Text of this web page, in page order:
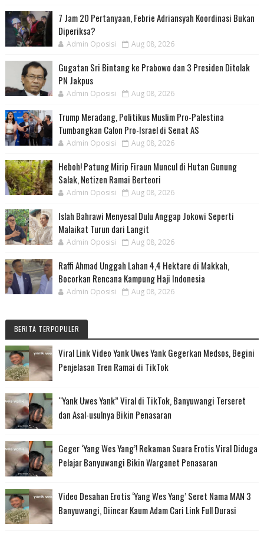
7 Jam 20 Pertanyaan, Febrie Adriansyah Koordinasi Bukan
Diperiksa?
Admin Oposisi Aug 08, 2026
Gugatan Sri Bintang ke Prabowo dan 3 Presiden Ditolak
PN Jakpus
Admin Oposisi Aug 08, 2026
Trump Meradang, Politikus Muslim Pro-Palestina
Tumbangkan Calon Pro-Israel di Senat AS
Admin Oposisi Aug 08, 2026
Heboh! Patung Mirip Firaun Muncul di Hutan Gunung
Salak, Netizen Ramai Berteori
Admin Oposisi Aug 08, 2026
Islah Bahrawi Menyesal Dulu Anggap Jokowi Seperti
Malaikat Turun dari Langit
Admin Oposisi Aug 08, 2026
Raffi Ahmad Unggah Lahan 4,4 Hektare di Makkah,
Bocorkan Rencana Kampung Haji Indonesia
Admin Oposisi Aug 08, 2026
BERITA TERPOPULER
Viral Link Video Yank Uwes Yank Gegerkan Medsos, Begini
Penjelasan Tren Ramai di TikTok
“Yank Uwes Yank” Viral di TikTok, Banyuwangi Terseret
dan Asal-usulnya Bikin Penasaran
Geger ‘Yang Wes Yang’! Rekaman Suara Erotis Viral Diduga
Pelajar Banyuwangi Bikin Warganet Penasaran
Video Desahan Erotis ‘Yang Wes Yang’ Seret Nama MAN 3
Banyuwangi, Diincar Kaum Adam Cari Link Full Durasi